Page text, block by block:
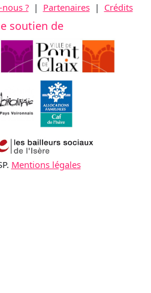
?| Partenaires| Crédits
soutien de
Mentions légales